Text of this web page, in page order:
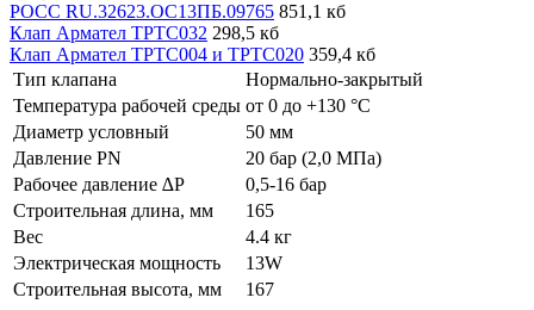
РОСС RU.32623.ОС13ПБ.09765 851,1 кб
Клап Армател ТРТС032 298,5 кб
Клап Армател ТРТС004 и ТРТС020 359,4 кб
Тип клапана
Нормально-закрытый
Температура рабочей среды от 0 до +130 °С
Диаметр условный
50 мм
Давление PN
20 бар (2,0 МПа)
Рабочее давление ∆P
0,5-16 бар
Строительная длина, мм
165
Вес
4.4 кг
Электрическая мощность
13W
Строительная высота, мм
167